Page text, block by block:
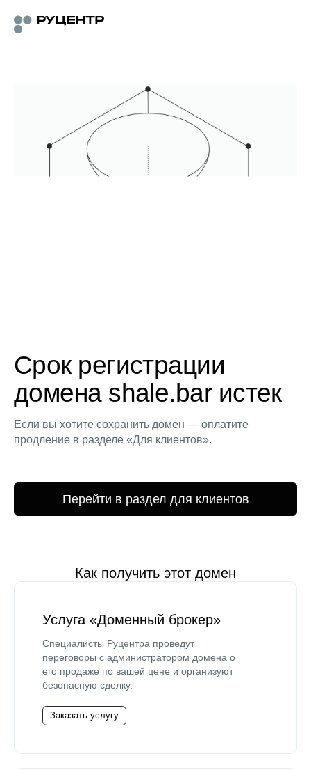
Срок регистрации
домена shale.bar истек
Если вы хотите сохранить домен — оплатите
продление в разделе «Для клиентов».
Перейти в раздел для клиентов
Как получить этот домен
Услуга «Доменный брокер»
Специалисты Руцентра проведут
переговоры с администратором домена о
его продаже по вашей цене и организуют
безопасную сделку.
Заказать услугу